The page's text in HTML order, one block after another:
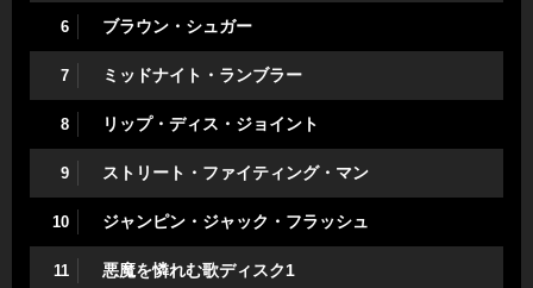
6 ブラウン・シュガー
7 ミッドナイト・ランブラー
8 リップ・ディス・ジョイント
9 ストリート・ファイティング・マン
10 ジャンピン・ジャック・フラッシュ
11 悪魔を憐れむ歌ディスク1